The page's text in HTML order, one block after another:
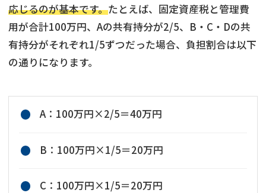
応じるのが基本です。たとえば、固定資産税と管理費
用が合計100万円、Aの共有持分が2/5、B・C・Dの共
有持分がそれぞれ1/5ずつだった場合、負担割合は以下
の通りになります。
A：100万円×2/5＝40万円
B：100万円×1/5＝20万円
C：100万円×1/5＝20万円